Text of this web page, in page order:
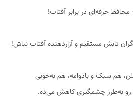
حرفه‌ای در برابر آفتاب!
تابش مستقیم و آزاردهنده آفتاب نباش!
هم سبک و بادوامه، هم به‌خوبی
رو به‌طرز چشمگیری کاهش می‌ده.